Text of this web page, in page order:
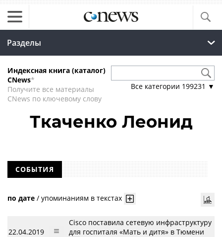
Разделы
Индексная книга (каталог)
CNews*
Получите все материалы
CNews по ключевому слову
Все категории 199231 ▼
Ткаченко Леонид
СОБЫТИЯ
по дате / упоминаниям в текстах
22.04.2019
Cisco поставила сетевую инфраструктуру
для госпиталя «Мать и дитя» в Тюмени